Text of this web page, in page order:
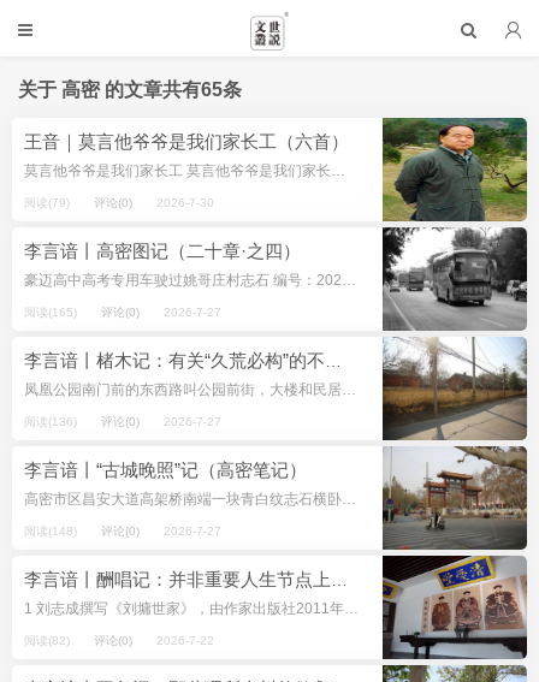
关于 高密的文章共有65条
王音｜莫言他爷爷是我们家长工（六首）
莫言他爷爷是我们家长工 莫言他爷爷是我们家长工 （解放前） 莫言成名后 老父亲酒后 常提起他们家 他爷爷在高密东北乡， 很有些名声 有一手漂亮的手艺 （木匠） 我父亲和他父亲 小时候一起念书 ...
阅读(79) 评论(0) 2026-7-30
李言谙丨高密图记（二十章·之四）
豪迈高中高考专用车驶过姚哥庄村志石 编号：20260609A19B9 坐标：朝阳街道 摄影：李言谙（阿龙） 摄影时间：2026年6月9日 注：原图为彩色 2026年高密高考设第一中学、第...
阅读(165) 评论(0) 2026-7-27
凤凰公园南门前的东西路叫公园前街，大楼和民居都排列在街道南侧，以“公园前街X号”命名，例如“公园前街7巷21号”。公园西是高密市气象局，或说高密市气象局紧邻凤凰公园西侧，大门也开在公园前街上，灰色钢结...
阅读(136) 评论(0) 2026-7-27
李言谙丨“古城晚照”记（高密笔记）
高密市区昌安大道高架桥南端一块青白纹志石横卧在路西，厚重并醒目，正面刻大红篆文，字硕如斗： 大禹封国古城 莫言题 交通信号灯设在志石南侧几步，红灯亮起时，车停斑马线以北，车里的人歪头便能读到莫...
阅读(148) 评论(0) 2026-7-27
1 刘志成撰写《刘墉世家》，由作家出版社2011年9月出版。他是逄戈庄人，刘墉九世侄孙，生于1929年5月，从柴沟医院退休后开始文学创作。1999年10月，中国文联出版社还出版了他的《刘墉传奇》。 20...
阅读(82) 评论(0) 2026-7-22